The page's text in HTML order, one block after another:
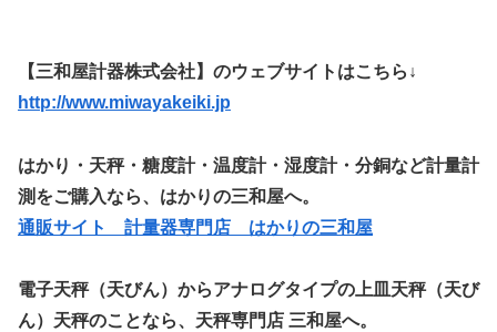
【三和屋計器株式会社】のウェブサイトはこちら↓
http://www.miwayakeiki.jp
はかり・天秤・糖度計・温度計・湿度計・分銅など計量計
測をご購入なら、はかりの三和屋へ。
通販サイト 計量器専門店 はかりの三和屋
電子天秤（天びん）からアナログタイプの上皿天秤（天び
ん）天秤のことなら、天秤専門店 三和屋へ。